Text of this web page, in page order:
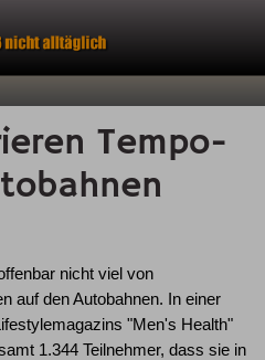
Tempo-
nicht viel von
auf den Autobahnen. In einer
"Men's Health"
1.344 Teilnehmer, dass sie in